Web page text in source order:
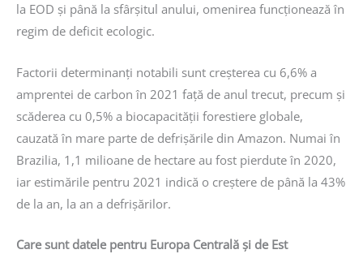
la EOD și până la sfârșitul anului, omenirea funcționează în
regim de deficit ecologic.
Factorii determinanți notabili sunt creșterea cu 6,6% a
amprentei de carbon în 2021 față de anul trecut, precum și
scăderea cu 0,5% a biocapacității forestiere globale,
cauzată în mare parte de defrișările din Amazon. Numai în
Brazilia, 1,1 milioane de hectare au fost pierdute în 2020,
iar estimările pentru 2021 indică o creștere de până la 43%
de la an, la an a defrișărilor.
Care sunt datele pentru Europa Centrală și de Est